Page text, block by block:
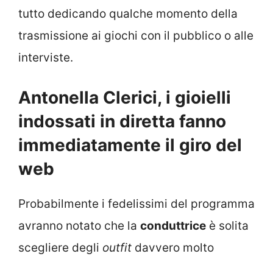
tutto dedicando qualche momento della
trasmissione ai giochi con il pubblico o alle
interviste.
Antonella Clerici, i gioielli
indossati in diretta fanno
immediatamente il giro del
web
Probabilmente i fedelissimi del programma
avranno notato che la conduttrice è solita
scegliere degli outfit davvero molto